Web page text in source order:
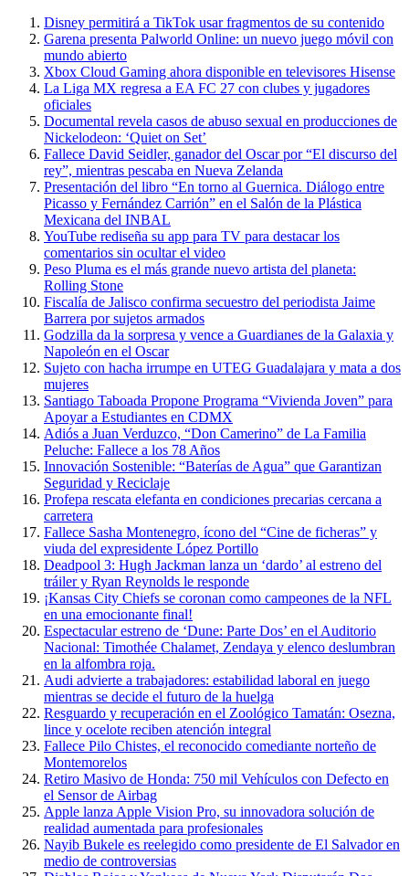
Disney permitirá a TikTok usar fragmentos de su contenido
Garena presenta Palworld Online: un nuevo juego móvil con
mundo abierto
Xbox Cloud Gaming ahora disponible en televisores Hisense
La Liga MX regresa a EA FC 27 con clubes y jugadores
oficiales
Documental revela casos de abuso sexual en producciones de
Nickelodeon: ‘Quiet on Set’
Fallece David Seidler, ganador del Oscar por “El discurso del
rey”, mientras pescaba en Nueva Zelanda
Presentación del libro “En torno al Guernica. Diálogo entre
Picasso y Fernández Carrión” en el Salón de la Plástica
Mexicana del INBAL
YouTube rediseña su app para TV para destacar los
comentarios sin ocultar el video
Peso Pluma es el más grande nuevo artista del planeta:
Rolling Stone
Fiscalía de Jalisco confirma secuestro del periodista Jaime
Barrera por sujetos armados
Godzilla da la sorpresa y vence a Guardianes de la Galaxia y
Napoleón en el Oscar
Sujeto con hacha irrumpe en UTEG Guadalajara y mata a dos
mujeres
Santiago Taboada Propone Programa “Vivienda Joven” para
Apoyar a Estudiantes en CDMX
Adiós a Juan Verduzco, “Don Camerino” de La Familia
Peluche: Fallece a los 78 Años
Innovación Sostenible: “Baterías de Agua” que Garantizan
Seguridad y Reciclaje
Profepa rescata elefanta en condiciones precarias cercana a
carretera
Fallece Sasha Montenegro, ícono del “Cine de ficheras” y
viuda del expresidente López Portillo
Deadpool 3: Hugh Jackman lanza un ‘dardo’ al estreno del
tráiler y Ryan Reynolds le responde
¡Kansas City Chiefs se coronan como campeones de la NFL
en una emocionante final!
Espectacular estreno de ‘Dune: Parte Dos’ en el Auditorio
Nacional: Timothée Chalamet, Zendaya y elenco deslumbran
en la alfombra roja.
Audi advierte a trabajadores: estabilidad laboral en juego
mientras se decide el futuro de la huelga
Resguardo y recuperación en el Zoológico Tamatán: Osezna,
lince y ocelote reciben atención integral
Fallece Pilo Chistes, el reconocido comediante norteño de
Montemorelos
Retiro Masivo de Honda: 750 mil Vehículos con Defecto en
el Sensor de Airbag
Apple lanza Apple Vision Pro, su innovadora solución de
realidad aumentada para profesionales
Nayib Bukele es reelegido como presidente de El Salvador en
medio de controversias